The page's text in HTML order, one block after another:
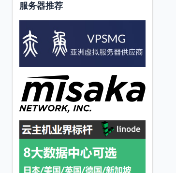
服务器推荐